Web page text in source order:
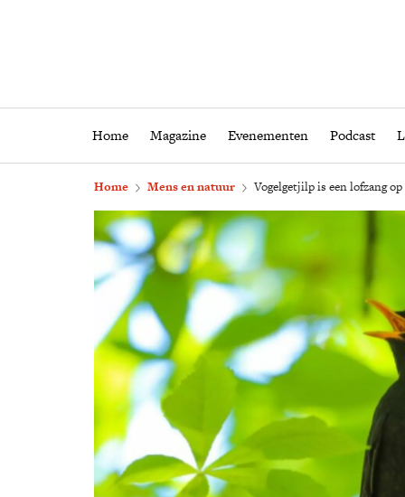
Home Magazine Evenementen Podcast
Home Magazine
Home Mens en natuur Vogelgetjilp is een lofzang